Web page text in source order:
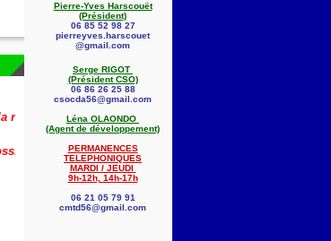
2026-2027 (dont la saisie anticipée des licences) est
maintenant !🚨👇
Pierre-Yves Harscouët
(Président)
06 85 52 98 27
pierreyves.harscouet
@gmail.com
Serge RIGOT
(Président CSO)
06 86 26 25 88
csocda56@gmail.com
Léna OLAONDO
(Agent de développement)
PERMANENCES
TELEPHONIQUES
MARDI / JEUDI
9h-12h, 14h-17h
06 21 05 79 91
cmtd56@gmail.com